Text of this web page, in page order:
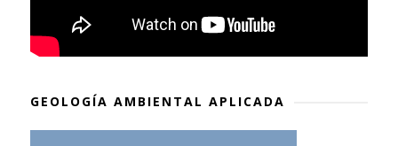
GEOLOGÍA AMBIENTAL APLICADA